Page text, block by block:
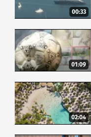
00:33
01:09
02:04